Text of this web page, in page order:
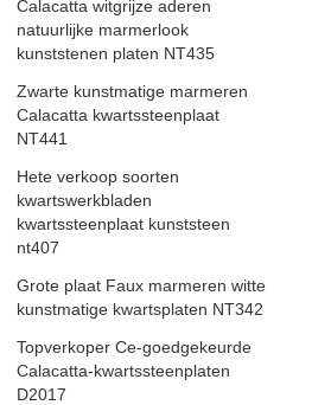
Calacatta witgrijze aderen
natuurlijke marmerlook
kunststenen platen NT435
Zwarte kunstmatige marmeren
Calacatta kwartssteenplaat
NT441
Hete verkoop soorten
kwartswerkbladen
kwartssteenplaat kunststeen
nt407
Grote plaat Faux marmeren witte
kunstmatige kwartsplaten NT342
Topverkoper Ce-goedgekeurde
Calacatta-kwartssteenplaten
D2017